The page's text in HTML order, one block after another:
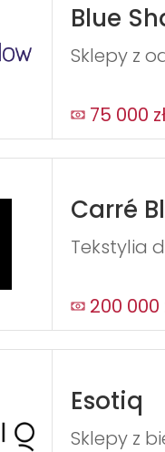
Blue
Sklepy z
75 000
Carré
Tekstylia
200 000
Esotiq
Sklepy z